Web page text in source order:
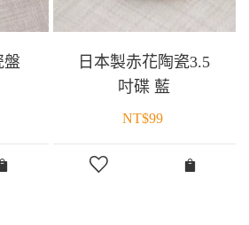
盤
日本製赤花陶瓷3.5
吋碟 藍
NT$99